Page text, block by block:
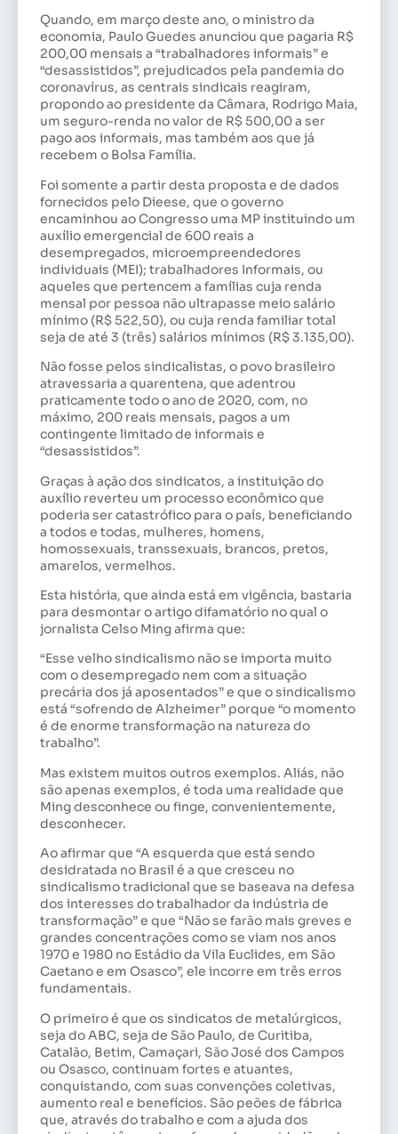
Quando, em março deste ano, o ministro da
economia, Paulo Guedes anunciou que pagaria R$
200,00 mensais a “trabalhadores informais” e
“desassistidos”, prejudicados pela pandemia do
coronavírus, as centrais sindicais reagiram,
propondo ao presidente da Câmara, Rodrigo Maia,
um seguro-renda no valor de R$ 500,00 a ser
pago aos informais, mas também aos que já
recebem o Bolsa Família.
Foi somente a partir desta proposta e de dados
fornecidos pelo Dieese, que o governo
encaminhou ao Congresso uma MP instituindo um
auxílio emergencial de 600 reais a
desempregados, microempreendedores
individuais (MEI); trabalhadores Informais, ou
aqueles que pertencem a famílias cuja renda
mensal por pessoa não ultrapasse meio salário
mínimo (R$ 522,50), ou cuja renda familiar total
seja de até 3 (três) salários mínimos (R$ 3.135,00).
Não fosse pelos sindicalistas, o povo brasileiro
atravessaria a quarentena, que adentrou
praticamente todo o ano de 2020, com, no
máximo, 200 reais mensais, pagos a um
contingente limitado de informais e
“desassistidos”.
Graças à ação dos sindicatos, a instituição do
auxílio reverteu um processo econômico que
poderia ser catastrófico para o país, beneficiando
a todos e todas, mulheres, homens,
homossexuais, transsexuais, brancos, pretos,
amarelos, vermelhos.
Esta história, que ainda está em vigência, bastaria
para desmontar o artigo difamatório no qual o
jornalista Celso Ming afirma que:
“Esse velho sindicalismo não se importa muito
com o desempregado nem com a situação
precária dos já aposentados” e que o sindicalismo
está “sofrendo de Alzheimer” porque “o momento
é de enorme transformação na natureza do
trabalho”.
Mas existem muitos outros exemplos. Aliás, não
são apenas exemplos, é toda uma realidade que
Ming desconhece ou finge, convenientemente,
desconhecer.
Ao afirmar que “A esquerda que está sendo
desidratada no Brasil é a que cresceu no
sindicalismo tradicional que se baseava na defesa
dos interesses do trabalhador da indústria de
transformação” e que “Não se farão mais greves e
grandes concentrações como se viam nos anos
1970 e 1980 no Estádio da Vila Euclides, em São
Caetano e em Osasco”, ele incorre em três erros
fundamentais.
O primeiro é que os sindicatos de metalúrgicos,
seja do ABC, seja de São Paulo, de Curitiba,
Catalão, Betim, Camaçari, São José dos Campos
ou Osasco, continuam fortes e atuantes,
conquistando, com suas convenções coletivas,
aumento real e benefícios. São peões de fábrica
que, através do trabalho e com a ajuda dos